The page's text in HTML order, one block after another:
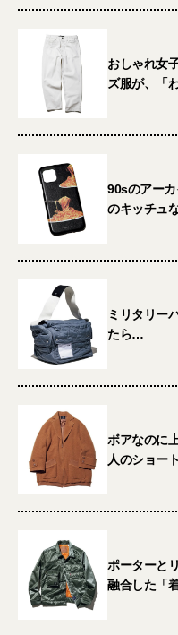
おしゃれ女
ズ服が、「
90sのアー
のキッチュ
ミリタリー
たら…
ボアなのに
人のショー
ポーターと
融合した「